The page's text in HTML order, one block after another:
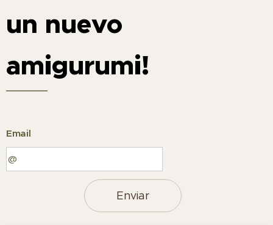
un nuevo
amigurumi!
Email
Enviar